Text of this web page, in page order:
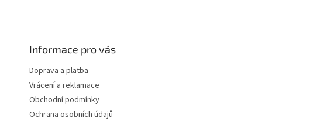
Informace pro vás
Doprava a platba
Vrácení a reklamace
Obchodní podmínky
Ochrana osobních údajů